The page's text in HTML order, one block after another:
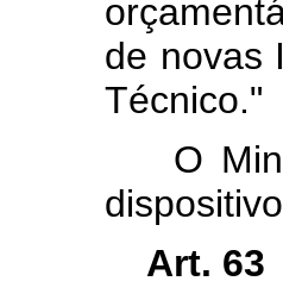
de novas
Técnico."
O
Art. 63